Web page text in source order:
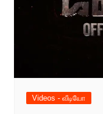
Videos - வீடியோ